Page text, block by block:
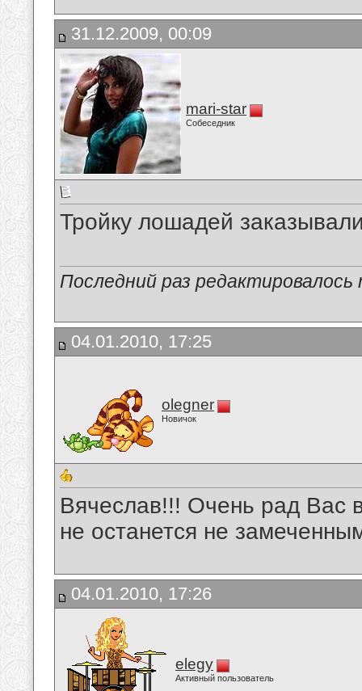
31.12.2009, 00:09
mari-star
Собеседник
Тройку лошадей
Последний раз
04.01.2010, 17:25
olegner
Новичок
Вячеслав!!! Очень рад Вас
не останется не
04.01.2010, 17:26
elegy
Активный пользователь